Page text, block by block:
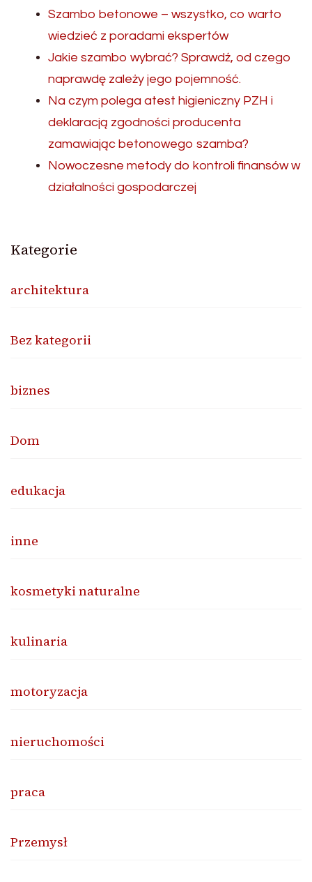
Szambo betonowe – wszystko, co warto
wiedzieć z poradami ekspertów
Jakie szambo wybrać? Sprawdź, od czego
naprawdę zależy jego pojemność.
Na czym polega atest higieniczny PZH i
deklaracją zgodności producenta
zamawiając betonowego szamba?
Nowoczesne metody do kontroli finansów w
działalności gospodarczej
Kategorie
architektura
Bez kategorii
biznes
Dom
edukacja
inne
kosmetyki naturalne
kulinaria
motoryzacja
nieruchomości
praca
Przemysł